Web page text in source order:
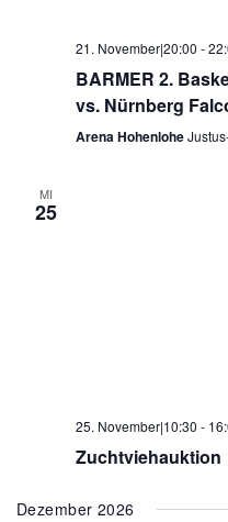
21. November|20:00 -
BARMER 2.
vs. Nürnberg
Arena Hohenlohe
MI
25
25. November|10:30 -
Zuchtviehauktion
Dezember 2026